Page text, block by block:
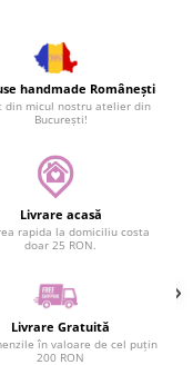
handmade Românești
din micul nostru atelier din
București!
Livrare acasă
rapida la domiciliu costa
doar 25 RON.
Livrare Gratuită
în valoare de cel puțin
200 RON